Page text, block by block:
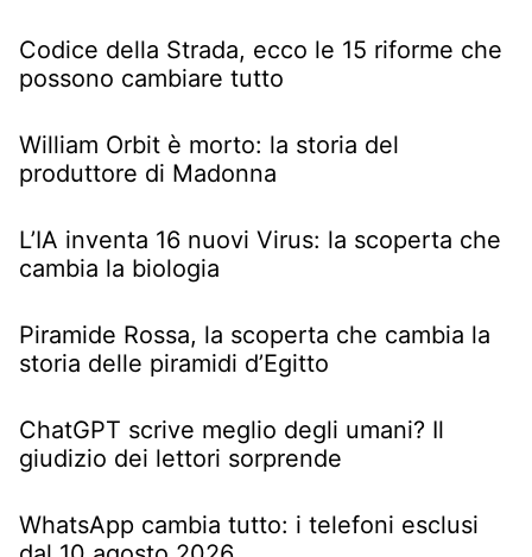
Codice della Strada, ecco le 15 riforme che
possono cambiare tutto
William Orbit è morto: la storia del
produttore di Madonna
L’IA inventa 16 nuovi Virus: la scoperta che
cambia la biologia
Piramide Rossa, la scoperta che cambia la
storia delle piramidi d’Egitto
ChatGPT scrive meglio degli umani? Il
giudizio dei lettori sorprende
WhatsApp cambia tutto: i telefoni esclusi